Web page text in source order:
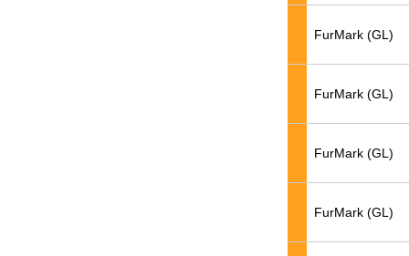
FurMark (GL)
FurMark (GL)
FurMark (GL)
FurMark (GL)